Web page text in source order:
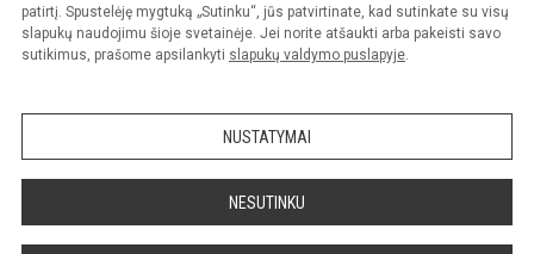
patirtį. Spustelėję mygtuką „Sutinku“, jūs patvirtinate, kad sutinkate su visų
slapukų naudojimu šioje svetainėje. Jei norite atšaukti arba pakeisti savo
sutikimus, prašome apsilankyti slapukų valdymo puslapyje.
NUSTATYMAI
NESUTINKU
Prieinamumo paraiška Slapukų valdymas
Sumanus būdas atnaujinti